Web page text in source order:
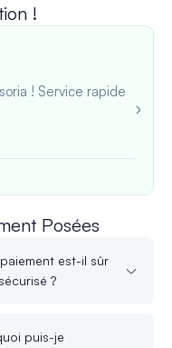
!
! Service rapide
Posées
est-il sûr
?
puis-je